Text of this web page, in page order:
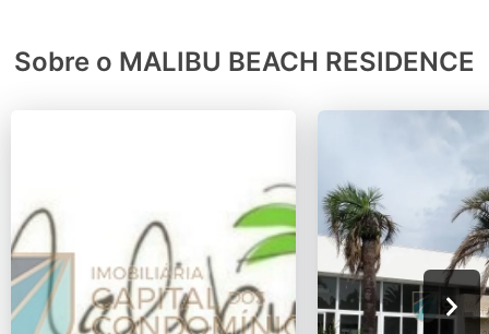
Sobre o MALIBU BEACH RESIDENCE